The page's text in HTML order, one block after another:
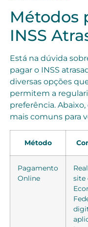
Métodos
INSS
Está na dúvida
pagar o INSS
diversas opções
permitem a
preferência.
mais comuns para
Método
Pagamento
Online
site